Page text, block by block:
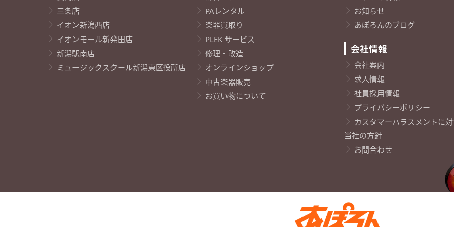
三条店
イオン新潟西店
イオンモール新発田店
新潟駅南店
ミュージックスクール新潟東区役所店
PAレンタル
楽器買取り
PLEK サービス
修理・改造
オンラインショップ
中古楽器販売
お買い物について
お知らせ
あぽろんのブログ
会社情報
会社案内
求人情報
社員採用情報
プライバシーポリシー
カスタマーハラスメントに
当社の方針
お問合わせ